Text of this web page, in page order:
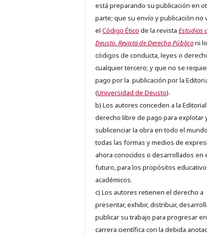
está preparando su publicación en
parte; que su envío y publicación no
el Código Ético de la revista Estudios
Deusto. Revista de Derecho Públiconi
códigos de conducta, leyes o
cualquier tercero; y que no se
pago por la publicación por la
(Universidad de Deusto).
b) Los autores conceden a la
derecho libre de pago para explotar
sublicenciar la obra en todo el
todas las formas y medios de
ahora conocidos o desarrollados en
futuro, para los propósitos
académicos.
c) Los autores retienen el derecho a
presentar, exhibir, distribuir,
publicar su trabajo para progresar
carrera científica con la debida